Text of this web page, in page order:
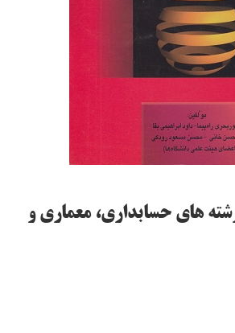
رشته های حسابداری، معماری و